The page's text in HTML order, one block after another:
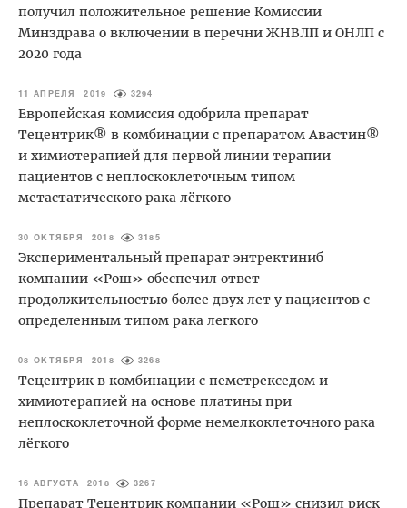
получил положительное решение Комиссии
Минздрава о включении в перечни ЖНВЛП и ОНЛП с
2020 года
11 АПРЕЛЯ 2019 3294
Европейская комиссия одобрила препарат
Тецентрик® в комбинации с препаратом Авастин®
и химиотерапией для первой линии терапии
пациентов с неплоскоклеточным типом
метастатического рака лёгкого
30 ОКТЯБРЯ 2018 3185
Экспериментальный препарат энтректиниб
компании «Рош» обеспечил ответ
продолжительностью более двух лет у пациентов с
определенным типом рака легкого
08 ОКТЯБРЯ 2018 3268
Тецентрик в комбинации с пеметрекседом и
химиотерапией на основе платины при
неплоскоклеточной форме немелкоклеточного рака
лёгкого
16 АВГУСТА 2018 3267
Препарат Тецентрик компании «Рош» снизил риск